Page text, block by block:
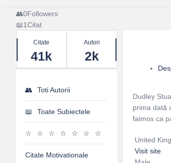
0Followers
1Citat
Dudley
prima dată
faimos ca
United
Visit site
Stats
Citate
41k
Autori
2k
Toti Autorii
Toate Subiectele
Citate Motivationale